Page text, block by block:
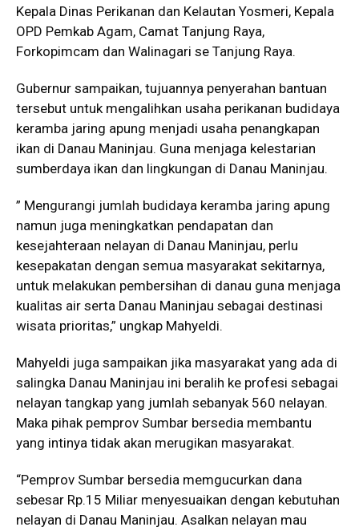
Kepala Dinas Perikanan dan Kelautan Yosmeri, Kepala
OPD Pemkab Agam, Camat Tanjung Raya,
Forkopimcam dan Walinagari se Tanjung Raya.
Gubernur sampaikan, tujuannya penyerahan bantuan
tersebut untuk mengalihkan usaha perikanan budidaya
keramba jaring apung menjadi usaha penangkapan
ikan di Danau Maninjau. Guna menjaga kelestarian
sumberdaya ikan dan lingkungan di Danau Maninjau.
” Mengurangi jumlah budidaya keramba jaring apung
namun juga meningkatkan pendapatan dan
kesejahteraan nelayan di Danau Maninjau, perlu
kesepakatan dengan semua masyarakat sekitarnya,
untuk melakukan pembersihan di danau guna menjaga
kualitas air serta Danau Maninjau sebagai destinasi
wisata prioritas,” ungkap Mahyeldi.
Mahyeldi juga sampaikan jika masyarakat yang ada di
salingka Danau Maninjau ini beralih ke profesi sebagai
nelayan tangkap yang jumlah sebanyak 560 nelayan.
Maka pihak pemprov Sumbar bersedia membantu
yang intinya tidak akan merugikan masyarakat.
“Pemprov Sumbar bersedia memgucurkan dana
sebesar Rp.15 Miliar menyesuaikan dengan kebutuhan
nelayan di Danau Maninjau. Asalkan nelayan mau